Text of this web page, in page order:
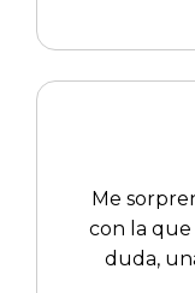
Me
con la que
duda,